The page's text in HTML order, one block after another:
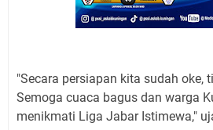
"Secara persiapan kita sudah oke,
Semoga cuaca bagus dan warga
menikmati Liga Jabar Istimewa,"